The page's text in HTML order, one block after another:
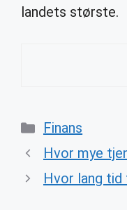
landets største.
Categories
Finans
Hvor mye
Hvor lang